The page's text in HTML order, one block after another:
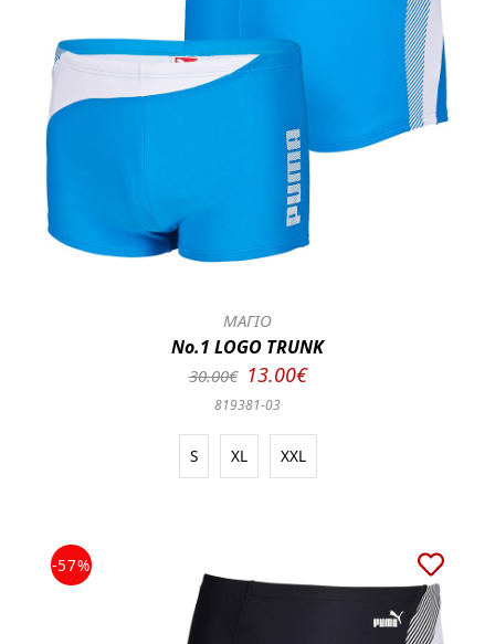
ΜΑΓΙΟ
No.1 LOGO TRUNK
30.00€ 13.00€
819381-03
S XL XXL
-57%